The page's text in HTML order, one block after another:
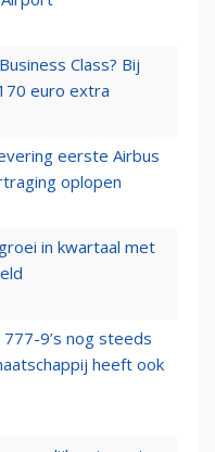
Class? Bij
euro extra
eerste Airbus
oplopen
in kwartaal met
9’s nog steeds
heeft ook